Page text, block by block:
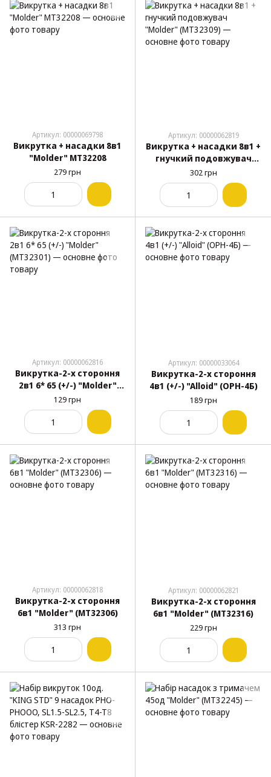
Артикул: 00000069798
Викрутка + насадки 8в1
"Molder" МТ32208
279 грн
Артикул: 00000062819
Викрутка + насадки 8в1 +
гнучкий подовжувач
"Molder" (МТ32309)
302 грн
Артикул: 00000062816
Викрутка-2-х стороння
2в1 6* 65 (+/-) "Molder"
(МТ32301)
129 грн
Артикул: 00000033064
Викрутка-2-х стороння
4в1 (+/-) "Alloid" (ОРН-4Б)
189 грн
Артикул: 00000062818
Викрутка-2-х стороння
6в1 "Molder" (МТ32306)
313 грн
Артикул: 00000062821
Викрутка-2-х стороння
6в1 "Molder" (МТ32316)
229 грн